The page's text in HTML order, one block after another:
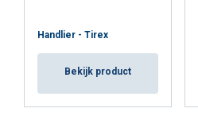
Handlier - Tirex
Bekijk product